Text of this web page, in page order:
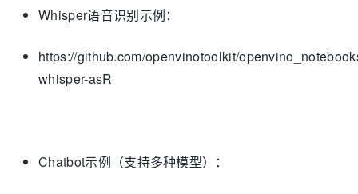
Whisper语音识别示例：
https://github.com/openvinotoolkit/
whisper-asR
Chatbot示例（支持多种模型）：